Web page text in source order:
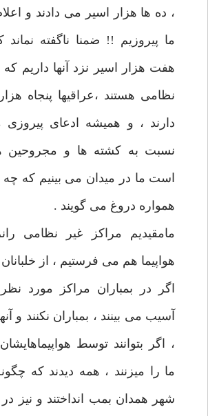
، ده ها هزار اسیر می دادند و
ما پیروزیم !! ضمنا ناگفته
هفت هزار اسیر نزد آنها داریم که
نظامی هستند ،عراقیها پنجاه
دارند ، و همیشه ادعای پیروزی
نسبت به کشته ها و مجروحین
است ما در میدان می بینیم که چه
همواره دروغ می گویند .
مامقیدیم مراکز غیر نظامی
هواپیما هم می فرستیم ، از
اگر در بمباران مراکز مورد
آسیب می بینند ، بمباران نکنند و
، اگر بتوانند توسط
ما را میزنند ، همه دیدند که
شهر همدان بمب انداختند و نیز در